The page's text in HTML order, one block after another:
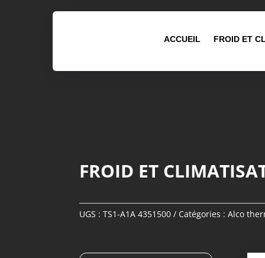
ACCUEIL FROID ET
FROID ET
UGS :TS1-A1A 4351500 Catégories :Alco